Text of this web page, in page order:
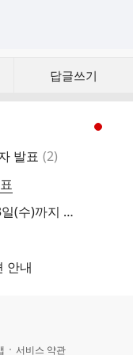
답글쓰기
발표 댓
(2)
경찰사랑시 캘리그라피 공모전 12월 3일(수)까지 연장합니다.
안내
서비스 약관